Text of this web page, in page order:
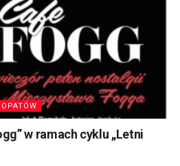
w ramach cyklu „Letni